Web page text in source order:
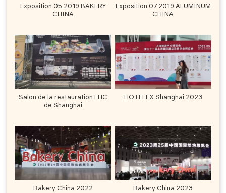
Exposition 05.2019 BAKERY
CHINA
Exposition 07.2019 ALUMINUM
CHINA
Salon de la restauration FHC
de Shanghai
HOTELEX Shanghai 2023
Bakery China 2022 Bakery China 2023